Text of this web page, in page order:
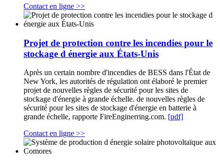
Contact en ligne >>
Projet de protection contre les incendies pour le
stockage d énergie aux États-Unis
Après un certain nombre d'incendies de BESS dans l'État de
New York, les autorités de régulation ont élaboré le premier
projet de nouvelles règles de sécurité pour les sites de
stockage d'énergie à grande échelle. de nouvelles règles de
sécurité pour les sites de stockage d'énergie en batterie à
grande échelle, rapporte FireEnginerring.com. [pdf]
Contact en ligne >>